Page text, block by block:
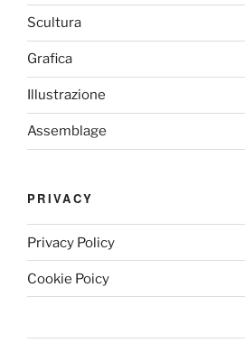
Scultura
Grafica
Illustrazione
Assemblage
PRIVACY
Privacy Policy
Cookie Poicy